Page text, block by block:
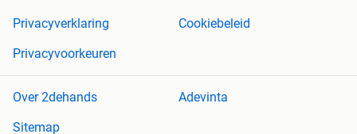
Privacyverklaring
Cookiebeleid
Privacyvoorkeuren
Over 2dehands
Adevinta
Sitemap